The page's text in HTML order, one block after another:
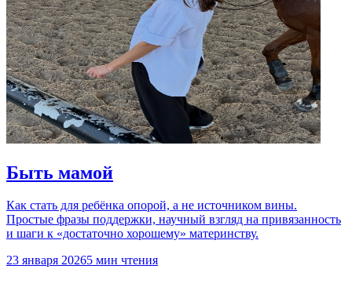
Быть мамой
Как стать для ребёнка опорой, а не источником вины.
Простые фразы поддержки, научный взгляд на привязанность
и шаги к «достаточно хорошему» материнству.
23 января 20265 мин чтения